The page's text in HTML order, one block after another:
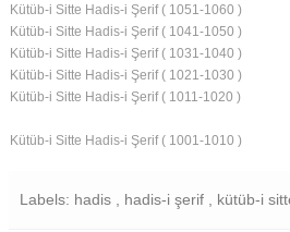
Kütüb-i Sitte Hadis-i Şerif ( 1051-1060 )
Kütüb-i Sitte Hadis-i Şerif ( 1041-1050 )
Kütüb-i Sitte Hadis-i Şerif ( 1031-1040 )
Kütüb-i Sitte Hadis-i Şerif ( 1021-1030 )
Kütüb-i Sitte Hadis-i Şerif ( 1011-1020 )
Kütüb-i Sitte Hadis-i Şerif ( 1001-1010 )
Labels: hadis , hadis-i şerif , kütüb-i